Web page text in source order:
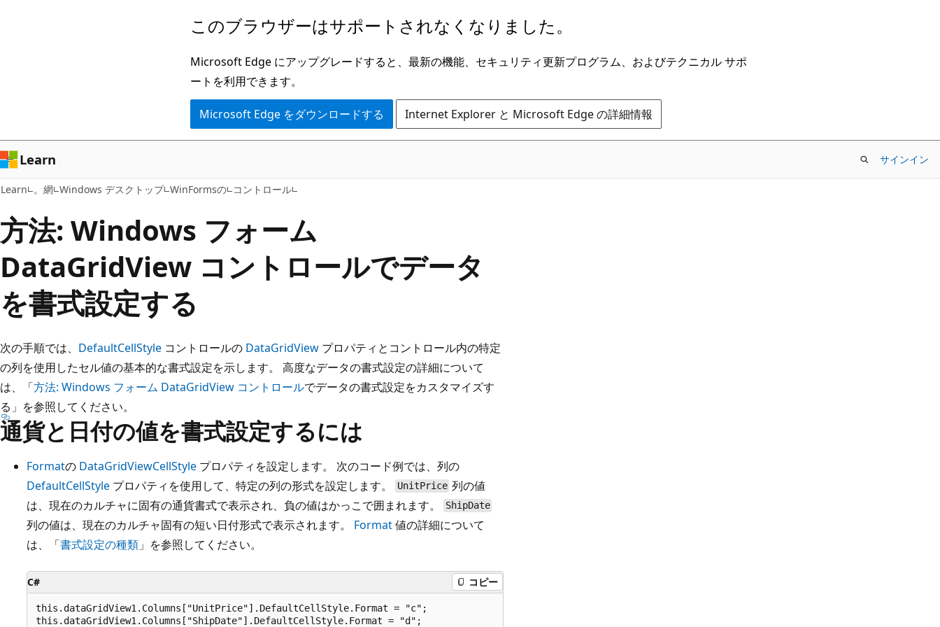
ン
ツ
に
ス
キ
ッ
プ
このブラウザーはサポートされなくなりました。
Microsoft Edge にアップグレードすると、最新の機能、セキュリティ更新プログラム、およびテクニカル サポ
ートを利用できます。
Microsoft Edge をダウンロードする Internet Explorer と Microsoft Edge の詳細情報
Learn サインイン
Learn 。網 Windows デスクトップ WinFormsの コントロール
方法: Windows フォーム
DataGridView コントロールでデータ
を書式設定する
次の手順では、 DefaultCellStyle コントロールの DataGridView プロパティとコントロール内の特定
の列を使用したセル値の基本的な書式設定を示します。 高度なデータの書式設定の詳細について
は、「方法: Windows フォーム DataGridView コントロールでデータの書式設定をカスタマイズす
る」を参照してください。
通貨と日付の値を書式設定するには
Formatの DataGridViewCellStyle プロパティを設定します。 次のコード例では、列の
DefaultCellStyle プロパティを使用して、特定の列の形式を設定します。 UnitPrice 列の値
は、現在のカルチャに固有の通貨書式で表示され、負の値はかっこで囲まれます。
ShipDate
列の値は、現在のカルチャ固有の短い日付形式で表示されます。 Format値の詳細について
は、「書式設定の種類 」を参照してください。
C# コピー
this.dataGridView1.Columns["UnitPrice"].DefaultCellStyle.Format = "c";